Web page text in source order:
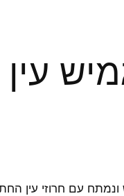
ונמתח עם חרוזי עין